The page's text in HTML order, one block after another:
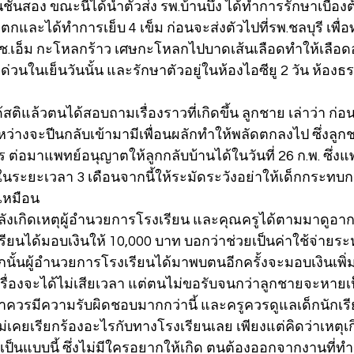
นสอง ขณะนี้ได้นำตัวส่ง รพ.บ้านบึง ได้ทำการรักษาเบื้อ
กและได้ทำการเย็บ 4 เข็ม ก่อนจะส่งตัวไปที่รพ.ชลบุรี เพื่
เอ็ม กะโหลกร้าว เศษกะโหลกไปบาดเส้นเลือดทำให้เลือ
วนในเย็นวันนั้น และรักษาตัวอยู่ในห้องไอซียู 2 วัน ห้องธ
ติแล้วตนได้สอบถามเรื่องราวที่เกิดขึ้น ลูกชาย เล่าว่า ก่อ
างจะปีนกลับเข้ามามีเพื่อนผลักทำให้พลัดตกลงไป ซึ่งลูก
ต่อมาแพทย์อนุญาตให้ลูกกลับบ้านได้ในวันที่ 26 ก.พ. ซึ่งแ
ระยะเวลา 3 เดือนจากนี้ให้ระมัดระวังอย่าให้เด็กกระทบ
หมือน
งเกิดเหตุผู้อำนวยการโรงเรียน และคุณครูได้ตามมาดูอา
ยนได้มอบเงินให้ 10,000 บาท บอกว่าช่วยเป็นค่าใช้จ่ายร
นั้นผู้อำนวยการโรงเรียนได้มาพบตนอีกครั้งจะมอบเงินเพิ่
องจะได้ไม่เสียเวลา แต่ตนไม่ขอรับจนกว่าลูกชายจะหาย
ควรมีความรับผิดชอบมากกว่านี้ และครูควรดูแลเด็กนักเ
คยเรียกร้องอะไรกับทางโรงเรียนเลย เพียงแต่คิดว่าเหตุเ
นแบบนี้ ซึ่งไม่มีใครอยากให้เกิด ตนต้องออกจากงานที่ท